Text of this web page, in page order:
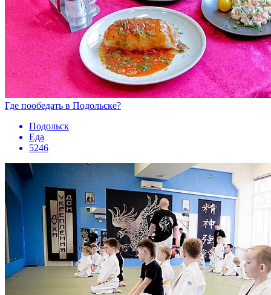
Где пообедать в Подольске?
Подольск
Еда
5246